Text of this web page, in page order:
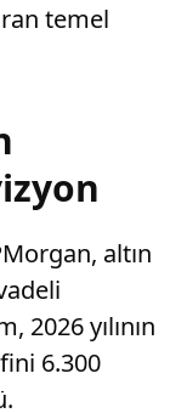
temel
altın
2026 yılının
6.300